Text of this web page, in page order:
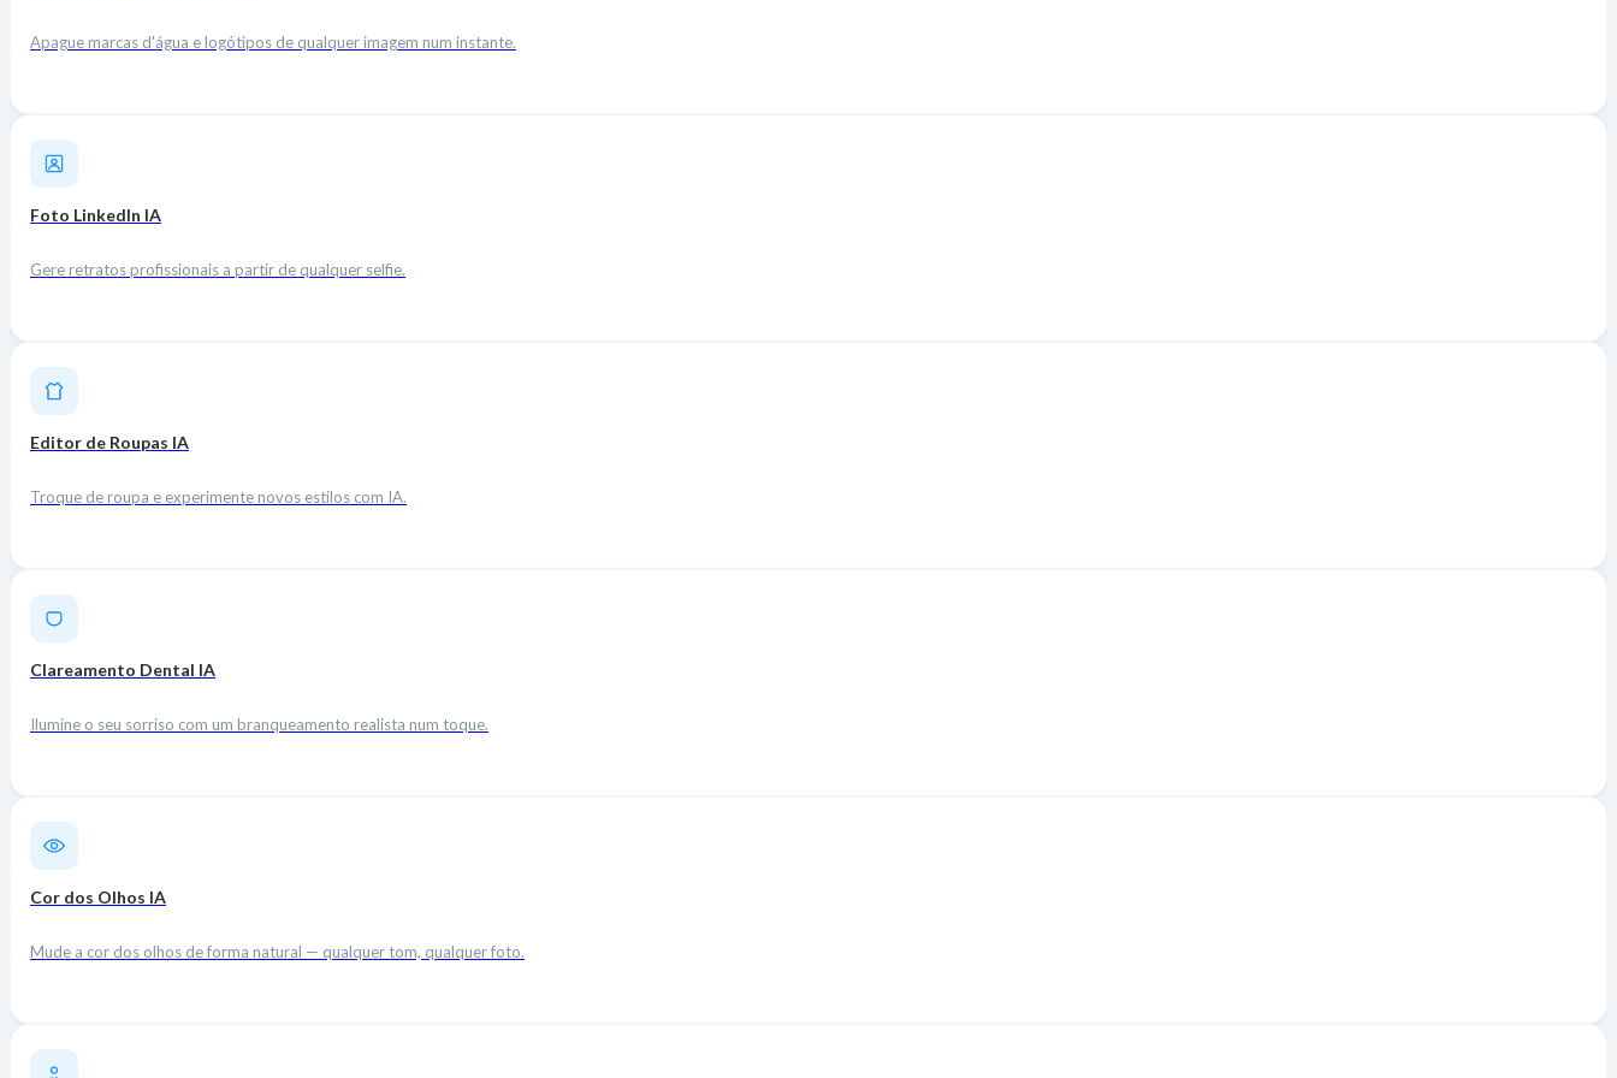
Apague marcas d'água e logótipos de qualquer imagem num instante.
Foto LinkedIn IA
Gere retratos profissionais a partir de qualquer selfie.
Editor de Roupas IA
Troque de roupa e experimente novos estilos com IA.
Clareamento Dental IA
Ilumine o seu sorriso com um branqueamento realista num toque.
Cor dos Olhos IA
Mude a cor dos olhos de forma natural — qualquer tom, qualquer foto.